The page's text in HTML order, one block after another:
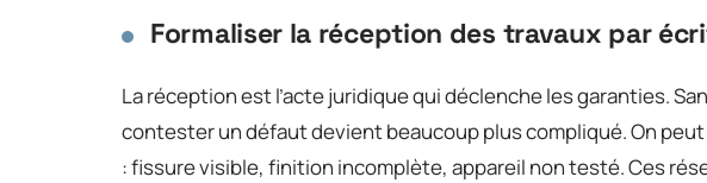
Formaliser la réception des travaux par
La réception est l’acte juridique qui déclenche les garanties.
contester un défaut devient beaucoup plus compliqué. On
: fissure visible, finition incomplète, appareil non testé. Ces